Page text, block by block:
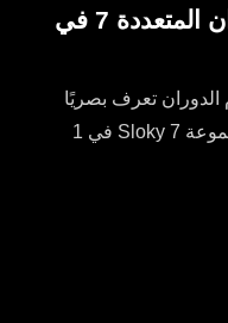
مجموعة محول عزم الدوران المتعددة 7 في
الدوران تعرف بصريًا
على قيمة عزم الدوران: يتيح لك مجموعة Sloky 7 في 1